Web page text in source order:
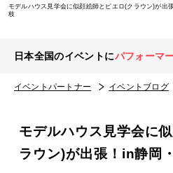
モデルハウス見学会に似顔絵師とピエロ(クラウン)が出
枝
日本全国のイベントにパフォーマ
イベントパートナー イベントブログ
モデルハウス見学会に
ラウン)が出張！in静岡